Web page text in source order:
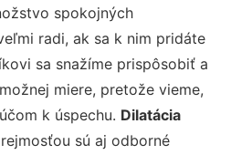
spokojných
radi, ak sa k nim pridáte
sa snažíme prispôsobiť a
miere, pretože vieme,
k úspechu. Dilatácia
sú aj odborné